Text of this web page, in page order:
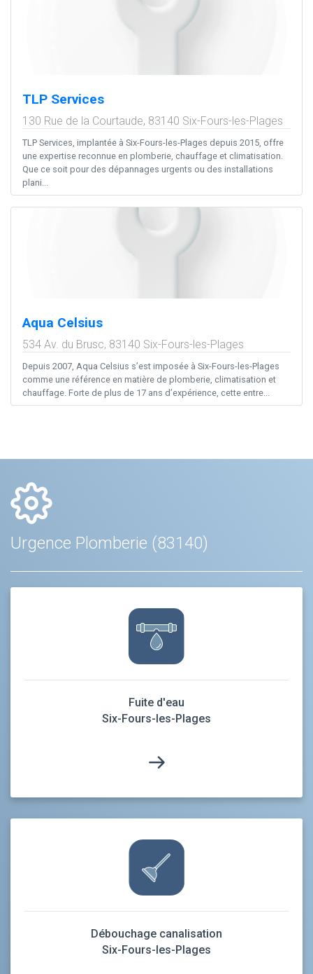
TLP Services
130 Rue de la Courtaude, 83140 Six-Fours-les-Plages
TLP Services, implantée à Six-Fours-les-Plages depuis 2015, offre
une expertise reconnue en plomberie, chauffage et climatisation.
Que ce soit pour des dépannages urgents ou des installations
plani...
Aqua Celsius
534 Av. du Brusc, 83140 Six-Fours-les-Plages
Depuis 2007, Aqua Celsius s’est imposée à Six-Fours-les-Plages
comme une référence en matière de plomberie, climatisation et
chauffage. Forte de plus de 17 ans d’expérience, cette entre...
Urgence Plomberie (83140)
Fuite d'eau
Six-Fours-les-Plages
Débouchage canalisation
Six-Fours-les-Plages